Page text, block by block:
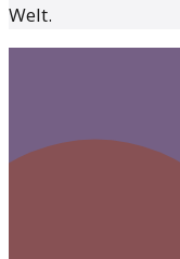
Welt.